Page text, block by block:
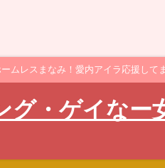
ムレスまなみ！愛内アイラ応援して
グ・ゲイなー